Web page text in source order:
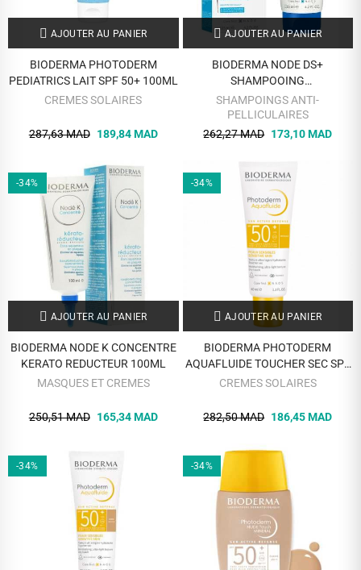
AJOUTER AU PANIER
BIODERMA PHOTODERM
PEDIATRICS LAIT SPF 50+ 100ML
CREMES SOLAIRES
287,63 MAD 189,84 MAD
AJOUTER AU PANIER
BIODERMA NODE DS+
SHAMPOOING
ANTIPELLICULAIRE INTENSIF
125 ML
SHAMPOINGS ANTI-
PELLICULAIRES
262,27 MAD 173,10 MAD
-34%
AJOUTER AU PANIER
BIODERMA NODE K CONCENTRE
KERATO REDUCTEUR 100ML
MASQUES ET CREMES
250,51 MAD 165,34 MAD
-34%
AJOUTER AU PANIER
BIODERMA PHOTODERM
AQUAFLUIDE TOUCHER SEC SPF
50+ INVISIBLE
CREMES SOLAIRES
282,50 MAD 186,45 MAD
-34% -34%